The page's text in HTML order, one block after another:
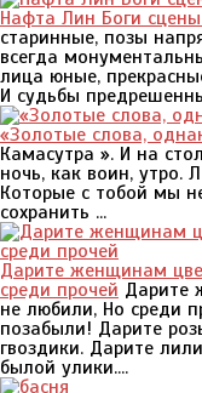
Нафта Лин Боги
старинные, позы
всегда
лица юные,
И судьбы
«Золотые слова,
Камасутра ». И на
ночь, как воин, утро.
Которые с тобой мы
сохранить ...
Дарите женщинам
среди прочей Дарите
не любили, Но среди
позабыли! Дарите
гвоздики. Дарите
былой улики....